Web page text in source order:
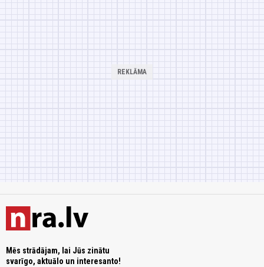
Mēs strādājam, lai Jūs zinātu
svarīgo, aktuālo un interesanto!